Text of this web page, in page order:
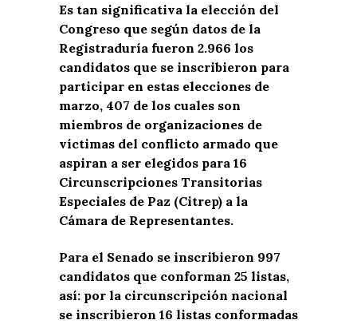
Es tan significativa la elección del
Congreso que según datos de la
Registraduría fueron 2.966 los
candidatos que se inscribieron para
participar en estas elecciones de
marzo, 407 de los cuales son
miembros de organizaciones de
víctimas del conflicto armado que
aspiran a ser elegidos para 16
Circunscripciones Transitorias
Especiales de Paz (Citrep) a la
Cámara de Representantes.
Para el Senado se inscribieron 997
candidatos que conforman 25 listas,
así: por la circunscripción nacional
se inscribieron 16 listas conformadas